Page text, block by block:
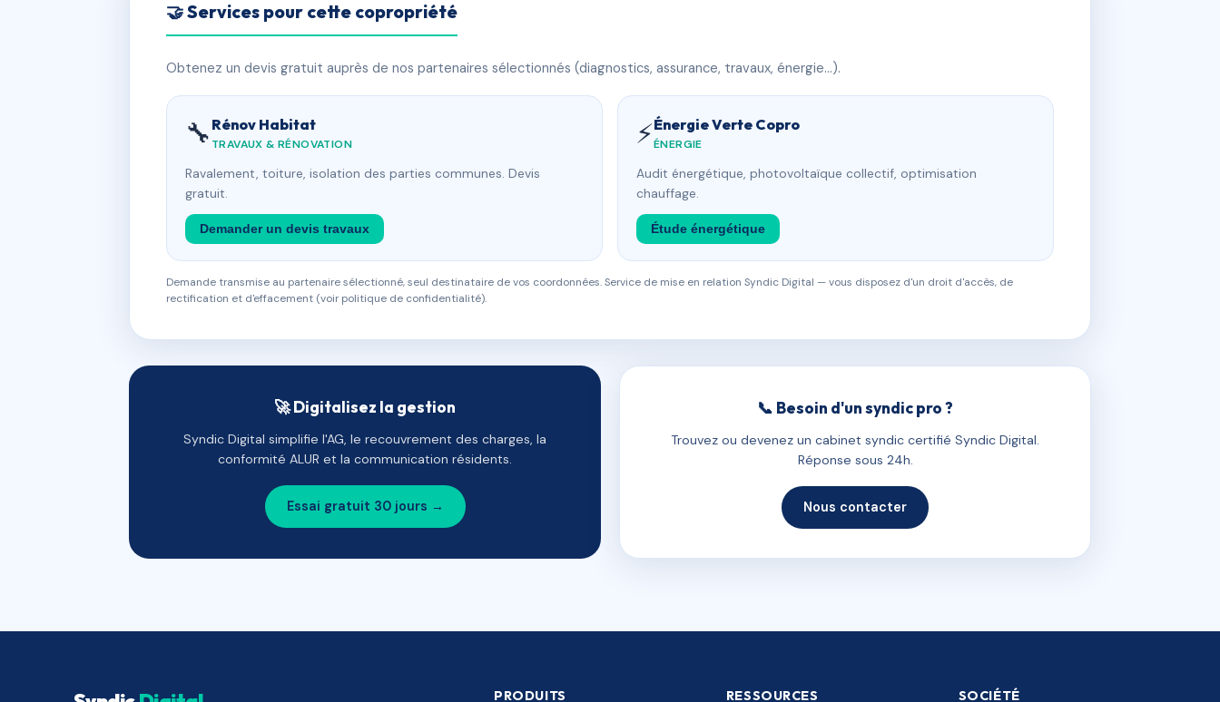
🤝 Services pour cette copropriété
Obtenez un devis gratuit auprès de nos partenaires sélectionnés (diagnostics, assurance, travaux, énergie…).
🔧 Rénov Habitat
TRAVAUX & RÉNOVATION
Ravalement, toiture, isolation des parties communes. Devis
gratuit.
Demander un devis travaux
⚡Énergie Verte Copro
ÉNERGIE
Audit énergétique, photovoltaïque collectif, optimisation
chauffage.
Étude énergétique
Demande transmise au partenaire sélectionné, seul destinataire de vos coordonnées. Service de mise en relation Syndic Digital — vous disposez d'un droit d'accès, de
rectification et d'effacement (voir politique de confidentialité).
🚀 Digitalisez la gestion
Syndic Digital simplifie l'AG, le recouvrement des charges, la
conformité ALUR et la communication résidents.
Essai gratuit 30 jours →
📞 Besoin d'un syndic pro ?
Trouvez ou devenez un cabinet syndic certifié Syndic Digital.
Réponse sous 24h.
Nous contacter
PRODUITS RESSOURCES SOCIÉTÉ